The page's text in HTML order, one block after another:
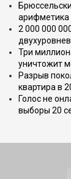
2 000 000
Три
уничтожит
Разрыв
квартира в
Голос не
выборы 20